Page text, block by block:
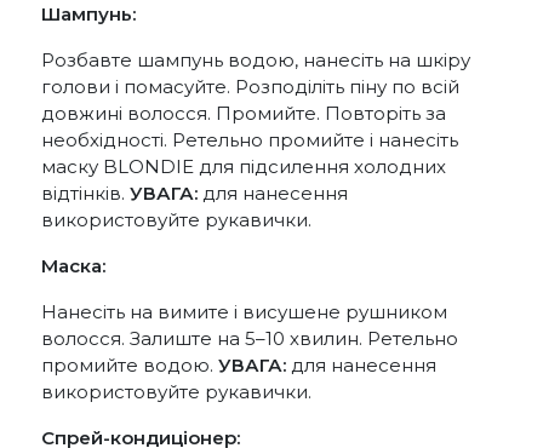
Шампунь:
Розбавте шампунь водою, нанесіть на шкіру
голови і помасуйте. Розподіліть піну по всій
довжині волосся. Промийте. Повторіть за
необхідності. Ретельно промийте і нанесіть
маску BLONDIE для підсилення холодних
відтінків. УВАГА: для нанесення
використовуйте рукавички.
Маска:
Нанесіть на вимите і висушене рушником
волосся. Залиште на 5–10 хвилин. Ретельно
промийте водою. УВАГА: для нанесення
використовуйте рукавички.
Спрей-кондиціонер: